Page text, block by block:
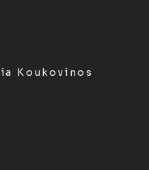
Koukovinos